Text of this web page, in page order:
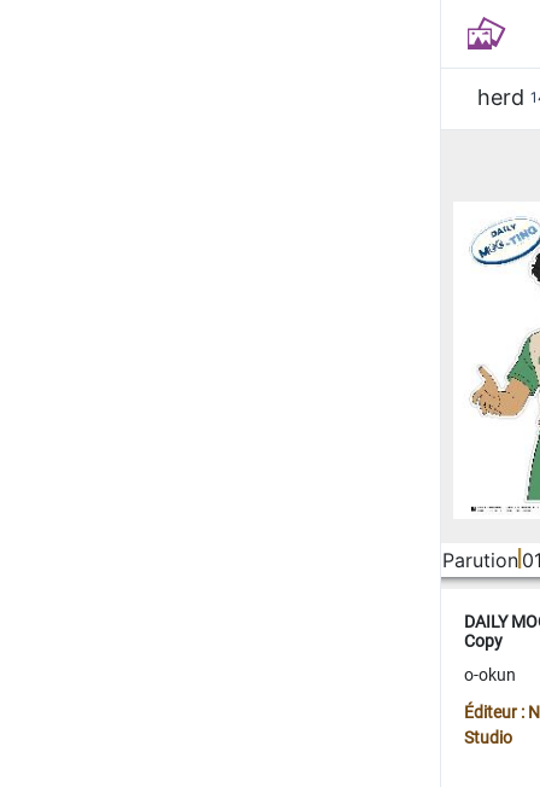
herd
Parution
DAILY
Copy
o-okun
Éditeur :
Studio